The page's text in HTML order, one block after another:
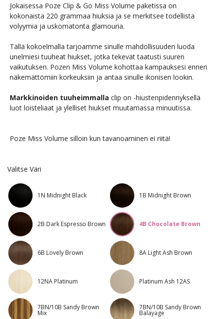
Jokaisessa Poze Clip & Go Miss Volume paketissa on
kokonaista 220 grammaa hiuksia ja se merkitsee todellista
volyymia ja uskomatonta glamouria.
Tällä kokoelmalla tarjoamme sinulle mahdollisuuden luoda
unelmiesi tuuheat hiukset, jotka tekevät taatusti suuren
vaikutuksen. Pozen Miss Volume kohottaa kampauksesi ennen
näkemättömiin korkeuksiin ja antaa sinulle ikonisen lookin.
Markkinoiden tuuheimmalla clip on -hiustenpidennyksellä
luot loisteliaat ja ylelliset hiukset muutamassa minuutissa.
Poze Miss Volume silloin kun tavanoaminen ei riitä!
Valitse Väri
1N Midnight Black 1B Midnight Brown
2B Dark Espresso Brown 4B Chocolate Brown
6B Lovely Brown 8A Light Ash Brown
12NA Platinum Platinum Ash 12AS
7BN/10B Sandy Brown
Mix
7BN/10B Sandy Brown
Balayage